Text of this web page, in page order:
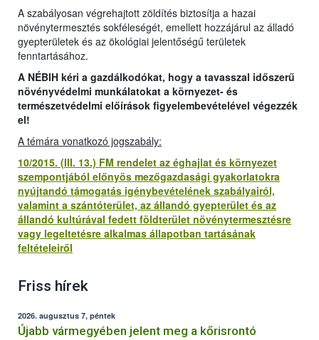
A szabályosan végrehajtott zöldítés biztosítja a hazai
növénytermesztés sokféleségét, emellett hozzájárul az álladó
gyepterületek és az ökológiai jelentőségű területek
fenntartásához.
A NÉBIH kéri a gazdálkodókat, hogy a tavasszal időszerű
növényvédelmi munkálatokat a környezet- és
természetvédelmi előírások figyelembevételével végezzék
el!
A témára vonatkozó jogszabály:
10/2015. (III. 13.) FM rendelet az éghajlat és környezet
szempontjából előnyös mezőgazdasági gyakorlatokra
nyújtandó támogatás igénybevételének szabályairól,
valamint a szántóterület, az állandó gyepterület és az
állandó kultúrával fedett földterület növénytermesztésre
vagy legeltetésre alkalmas állapotban tartásának
feltételeiről
Friss hírek
2026. augusztus 7, péntek
Újabb vármegyében jelent meg a kőrisrontó